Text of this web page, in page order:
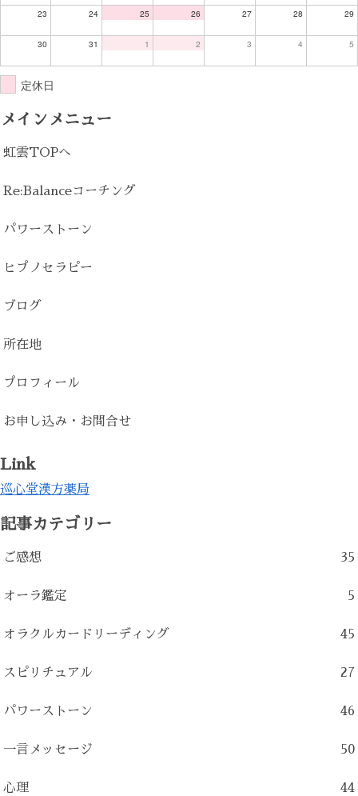
23 24 25 26 27 28 29
30 31 1 2 3 4 5
定休日
メインメニュー
虹雲TOPへ
Re:Balanceコーチング
パワーストーン
ヒプノセラピー
ブログ
所在地
プロフィール
お申し込み・お問合せ
Link
巡心堂漢方薬局
記事カテゴリー
ご感想 35
オーラ鑑定 5
オラクルカードリーディング 45
スピリチュアル 27
パワーストーン 46
一言メッセージ 50
心理 44